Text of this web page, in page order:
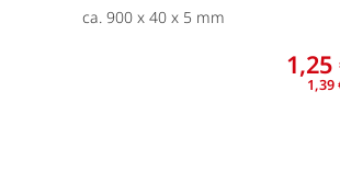
ca. 900 x 40 x 5 mm
1,25
1,39